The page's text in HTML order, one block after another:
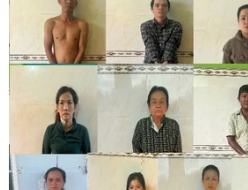
Chủ tịch nước tiếp các
đổi mới sáng tạo của
25/02/2022 12:40
Chiều 25/2, trong khuôn khổ
Chủ tịch nước Nguyễn Xuân Phúc
đoàn Grab, lãnh đạo Tập đoàn
đoàn FWD.